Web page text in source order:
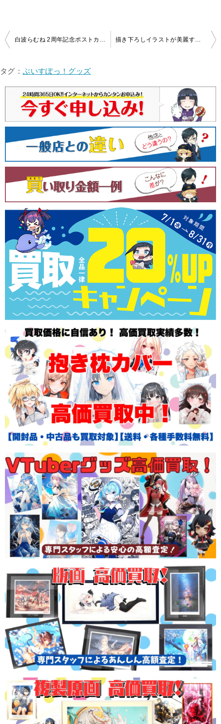
投
ナ
シ
ョ
白波らむね 2周年記念ポストカードを買取いたしました！ 描き下ろしイラストが美麗すぎる…！ぶいすぽっ！ 橘ひなの 2023誕生日B2タペストリー買取！
タグ：ぶいすぽっ！グッズ